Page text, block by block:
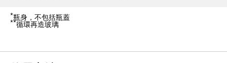
*瓶身，不包括瓶蓋
**循環再造玻璃 ​​